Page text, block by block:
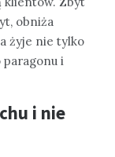
obniża
żyje nie tylko
i
i nie